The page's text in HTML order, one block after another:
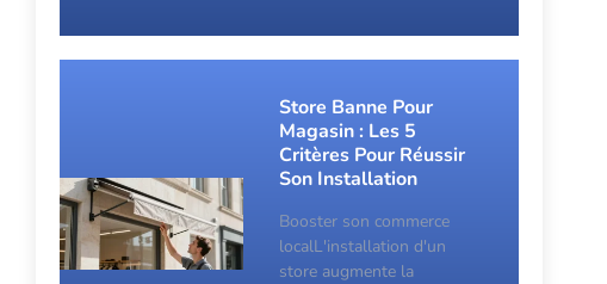
Store Banne Pour
Magasin : Les 5
Critères Pour Réussir
Son Installation
Booster son commerce
localL'installation d'un
store augmente la